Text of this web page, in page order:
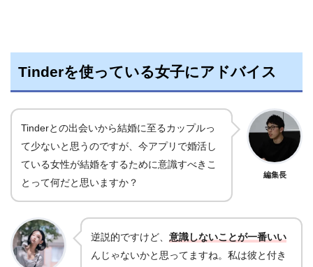
Tinderを使っている女子にアドバイス
Tinderとの出会いから結婚に至るカップルっ
て少ないと思うのですが、今アプリで婚活し
ている女性が結婚をするために意識すべきこ
とって何だと思いますか？
編集長
逆説的ですけど、 意識しないことが一番いい
んじゃないかと思ってますね。私は彼と付き